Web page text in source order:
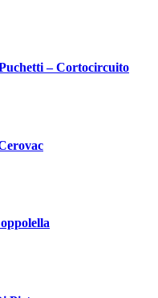
– Cortocircuito